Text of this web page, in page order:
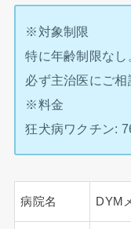
※対象制限
特に年齢制限な
必ず主治医にご相
※料金
狂犬病ワクチン:
病院名 DYM